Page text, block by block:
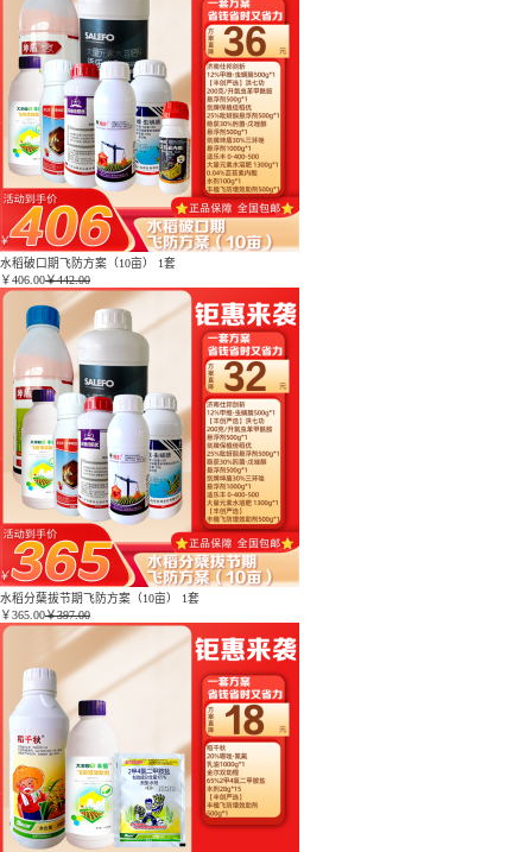
水稻破口期飞防方案（10亩） 1套
￥406.00￥442.00
水稻分蘖拔节期飞防方案（10亩） 1套
￥365.00￥397.00